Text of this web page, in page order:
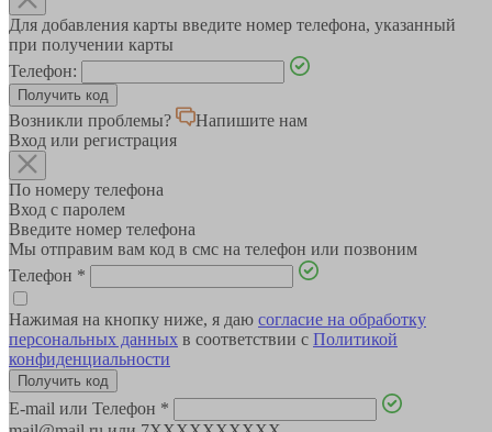
Для добавления карты введите номер телефона, указанный
при получении карты
Телефон:
Возникли проблемы?
Напишите нам
Вход или регистрация
По номеру телефона
Вход с паролем
Введите номер телефона
Мы отправим вам код в смс на телефон или позвоним
Телефон *
Нажимая на кнопку ниже, я даю согласие на обработку
персональных данных в соответствии с Политикой
конфиденциальности
E-mail или Телефон *